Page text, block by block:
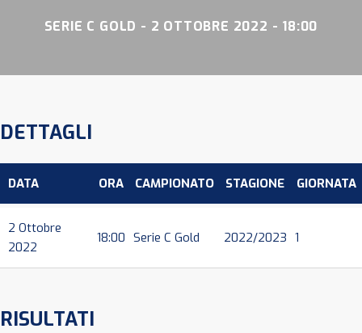
SERIE C GOLD - 2 OTTOBRE 2022 - 18:00
DETTAGLI
DATA ORA CAMPIONATO STAGIONE GIORNATA
2 Ottobre
2022
18:00 Serie C Gold 2022/2023 1
RISULTATI